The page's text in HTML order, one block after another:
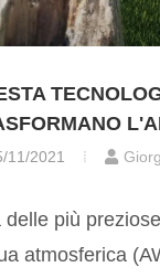
11/2021
delle più
atmosferica